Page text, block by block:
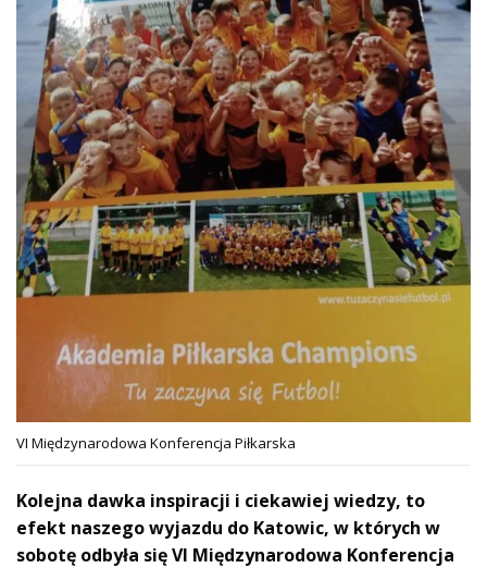
VI Międzynarodowa Konferencja Piłkarska
Kolejna dawka inspiracji i ciekawiej wiedzy, to
efekt naszego wyjazdu do Katowic, w których w
sobotę odbyła się VI Międzynarodowa Konferencja